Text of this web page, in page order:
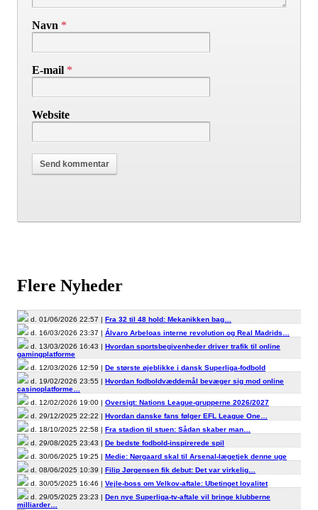
Navn *
E-mail *
Website
Flere Nyheder
d. 01/06/2026 22:57 | Fra 32 til 48 hold: Mekanikken bag…
d. 16/03/2026 23:37 | Álvaro Arbeloas interne revolution og Real Madrids…
d. 13/03/2026 16:43 | Hvordan sportsbegivenheder driver trafik til online
gamingplatforme
d. 12/03/2026 12:59 | De største øjeblikke i dansk Superliga-fodbold
d. 19/02/2026 23:55 | Hvordan fodboldvæddemål bevæger sig mod online
casinoplatforme…
d. 12/02/2026 19:00 | Oversigt: Nations League-grupperne 2026/2027
d. 29/12/2025 22:22 | Hvordan danske fans følger EFL League One…
d. 18/10/2025 22:58 | Fra stadion til stuen: Sådan skaber man…
d. 29/08/2025 23:43 | De bedste fodbold-inspirerede spil
d. 30/06/2025 19:25 | Medie: Nørgaard skal til Arsenal-lægetjek denne uge
d. 08/06/2025 10:39 | Filip Jørgensen fik debut: Det var virkelig…
d. 30/05/2025 16:46 | Vejle-boss om Velkov-aftale: Ubetinget loyalitet
d. 29/05/2025 23:23 | Den nye Superliga-tv-aftale vil bringe klubberne
milliarder…